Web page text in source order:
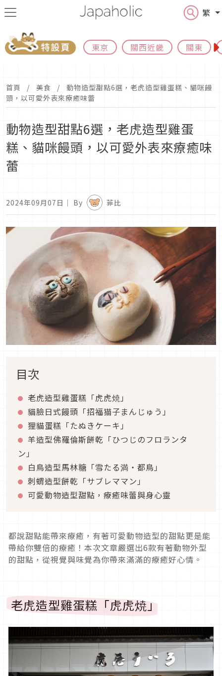
繁
東京 關西近畿 關東
首頁 美食
動物造型甜點6選，老虎造型雞蛋糕、貓咪饅
頭，以可愛外表來療癒味蕾
動物造型甜點6選，老虎造型雞蛋
糕、貓咪饅頭，以可愛外表來療癒味
蕾
2024年09月07日 ｜ By 菲比
目次
老虎造型雞蛋糕「虎虎焼」
貓臉日式饅頭「招福猫子まんじゅう」
狸貓蛋糕「たぬきケーキ」
羊造型佛羅倫斯餅乾「ひつじのフロランタ
ン」
白鳥造型馬林糖「雪たる満・都鳥」
刺蝟造型餅乾「サブレママン」
可愛動物造型甜點，療癒味蕾與身心靈
都說甜點能帶來療癒，有著可愛動物造型的甜點更是能
帶給你雙倍的療癒！本次文章嚴選出6款有著動物外型
的甜點，從視覺與味覺為你帶來滿滿的療癒好心情。
老虎造型雞蛋糕「虎虎焼」